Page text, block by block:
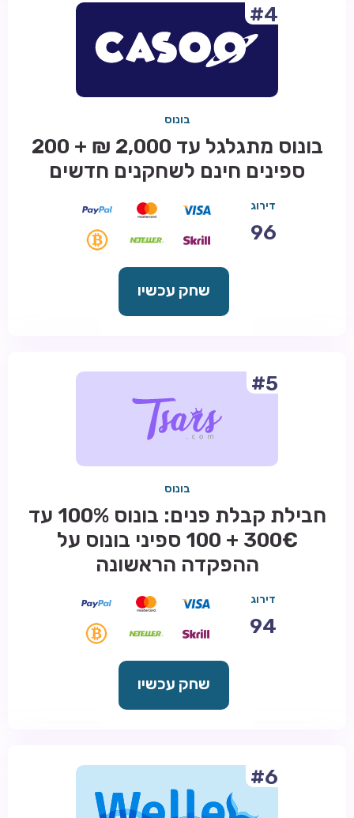
#4
בונוס
בונוס מתגלגל עד 2,000 ₪ + 200
ספינים חינם לשחקנים חדשים
דירוג
96
שחק עכשיו
#5
בונוס
חבילת קבלת פנים: בונוס 100% עד
300€ + 100 ספיני בונוס על
ההפקדה הראשונה
דירוג
94
שחק עכשיו
#6